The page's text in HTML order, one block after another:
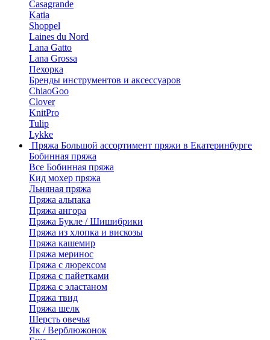
Casagrande
Katia
Shoppel
Laines du Nord
Lana Gatto
Lana Grossa
Пехорка
Бренды инструментов и аксессуаров
ChiaoGoo
Clover
KnitPro
Tulip
Lykke
Пряжа Большой ассортимент пряжи в Екатеринбурге
Бобинная пряжа
Все Бобинная пряжа
Кид мохер пряжа
Льняная пряжа
Пряжа альпака
Пряжа ангора
Пряжа Букле / Шишибрики
Пряжа из хлопка и вискозы
Пряжа кашемир
Пряжа меринос
Пряжа с люрексом
Пряжа с пайетками
Пряжа с эластаном
Пряжа твид
Пряжа шелк
Шерсть овечья
Як / Верблюжонок